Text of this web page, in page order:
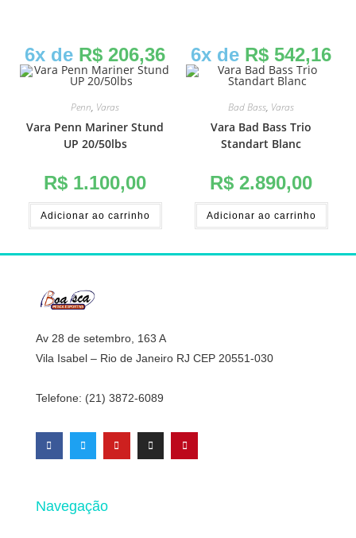
6x de R$ 206,36
Penn, Varas
Vara Penn Mariner Stund
UP 20/50lbs
R$ 1.100,00
Adicionar ao carrinho
6x de R$ 542,16
Bad Bass, Varas
Vara Bad Bass Trio
Standart Blanc
R$ 2.890,00
Adicionar ao carrinho
Av 28 de setembro, 163 A
Vila Isabel – Rio de Janeiro RJ CEP 20551-030
Telefone: (21) 3872-6089
Navegação